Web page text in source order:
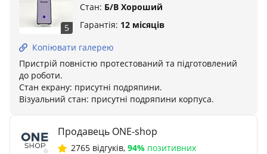
5
Стан: Б/В Хороший
Гарантія: 12 місяців
Копіювати галерею
Пристрій повністю протестований та підготовлений
до роботи.
Стан екрану: присутні подряпини.
Візуальний стан: присутні подряпини корпуса.
Продавець ONE-shop
2765 відгуків, 94% позитивних